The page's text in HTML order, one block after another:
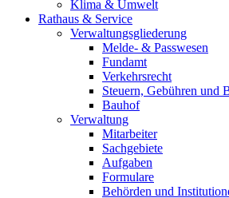
Klima & Umwelt
Rathaus & Service
Verwaltungsgliederung
Melde- & Passwesen
Fundamt
Verkehrsrecht
Steuern, Gebühren und
Bauhof
Verwaltung
Mitarbeiter
Sachgebiete
Aufgaben
Formulare
Behörden und